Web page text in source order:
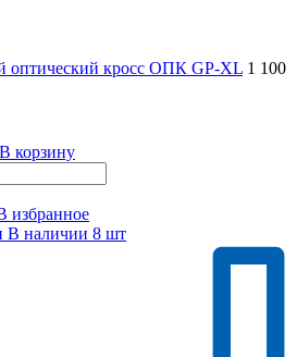
оптический кросс ОПК GP-XL 1 100
В корзину
избранное
В наличии 8 шт